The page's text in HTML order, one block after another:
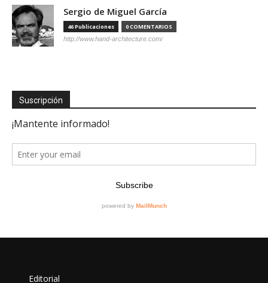
Sergio de Miguel García
46 Publicaciones 0 COMENTARIOS
http://www.hand-architecture.com/
Suscripción
Editorial